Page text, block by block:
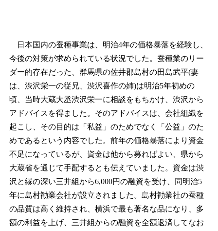
日本国内の蚕種事業は、明治4年の価格暴落を経験し、
今後の対策が求められている状況でした。蚕種業のリー
ダー的存在だった、群馬県の佐井郡島村の田島武平(妻
は、渋沢栄一の従兄、渋沢喜作の姉)は明治5年初めの
頃、当時大蔵大丞渋沢栄一に相談をもちかけ、渋沢から
アドバイスを得ました。そのアドバイスは、会社組織を
起こし、その目的は「私益」のためでなく「公益」のた
めであるという内容でした。前年の価格暴落により資金
不足になっているが、資金は他から募ればよい、県から
大蔵省を通じて手配するとも伝えていました。資金は渋
沢と縁の深い三井組から6,000円の融資を受け、同明治5
年に島村勧業会社が設立されました。島村勧業社の蚕種
の品質は高く維持され、横浜で最も著名な品になり、多
額の利益を上げ、三井組からの融資を全額返済してなお